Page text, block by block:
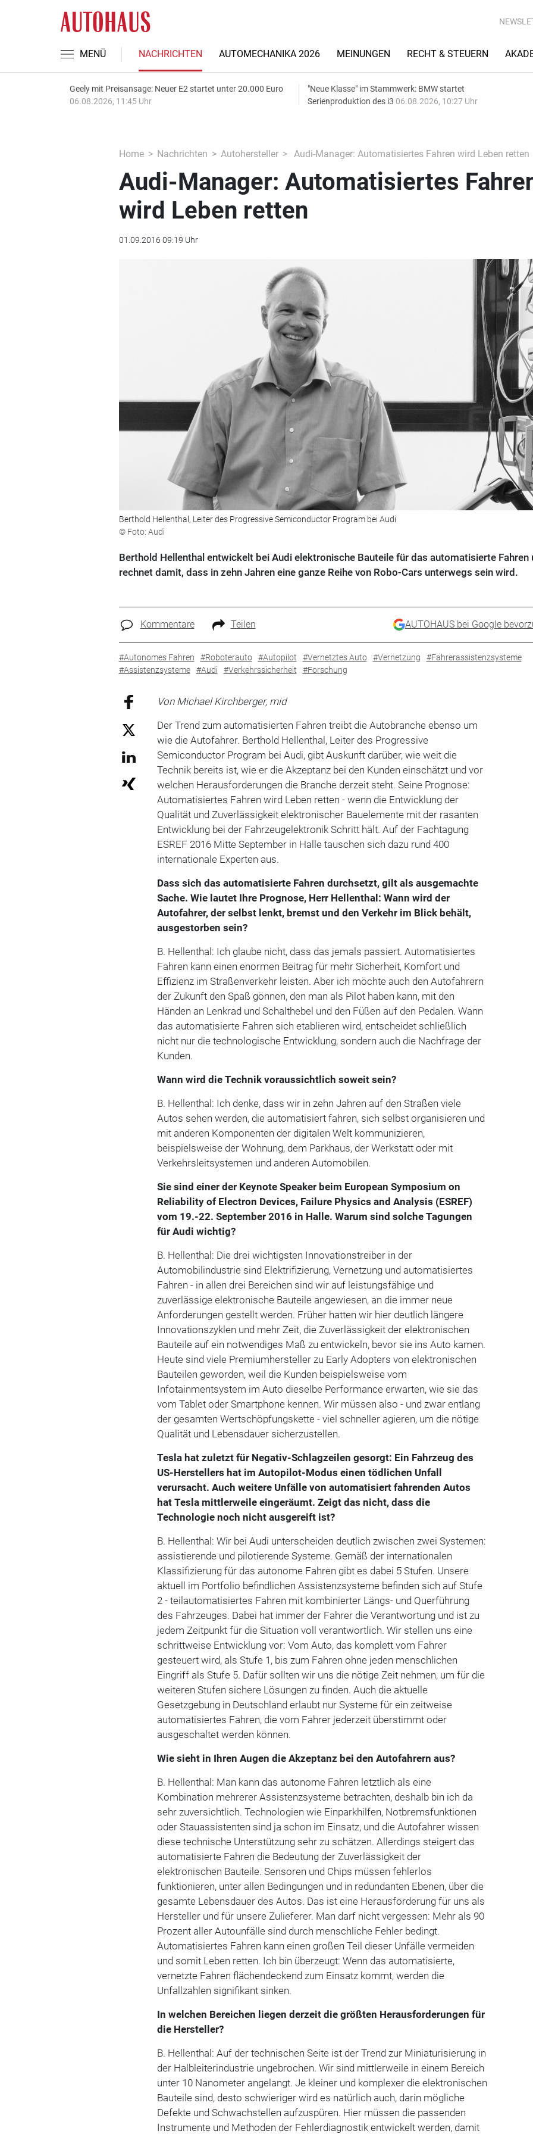
MENÜ NACHRICHTEN AUTOMECHANIKA 2026 MEINUNGEN RECHT & STEUERN
Geely mit Preisansage: Neuer E2 startet unter 20.000 Euro
06.08.2026, 11:45 Uhr
"Neue Klasse" im Stammwerk: BMW startet
Serienproduktion des i3 06.08.2026, 10:27 Uhr
Home Nachrichten Autohersteller Audi-Manager: Automatisiertes Fahren wird Leben retten
Audi-Manager: Automatisiertes
wird Leben retten
01.09.2016 09:19 Uhr
Berthold Hellenthal, Leiter des Progressive Semiconductor Program bei Audi
© Foto: Audi
Berthold Hellenthal entwickelt bei Audi elektronische Bauteile für das automatisierte Fahren
rechnet damit, dass in zehn Jahren eine ganze Reihe von Robo-Cars unterwegs sein wird.
Kommentare Teilen AUTOHAUS bei Google
#Autonomes Fahren #Roboterauto #Autopilot #Vernetztes Auto #Vernetzung
#Fahrerassistenzsysteme
#Assistenzsysteme
#Audi #Verkehrssicherheit #Forschung
Von Michael Kirchberger, mid
Der Trend zum automatisierten Fahren treibt die Autobranche ebenso um
wie die Autofahrer. Berthold Hellenthal, Leiter des Progressive
Semiconductor Program bei Audi, gibt Auskunft darüber, wie weit die
Technik bereits ist, wie er die Akzeptanz bei den Kunden einschätzt und vor
welchen Herausforderungen die Branche derzeit steht. Seine Prognose:
Automatisiertes Fahren wird Leben retten - wenn die Entwicklung der
Qualität und Zuverlässigkeit elektronischer Bauelemente mit der rasanten
Entwicklung bei der Fahrzeugelektronik Schritt hält. Auf der Fachtagung
ESREF 2016 Mitte September in Halle tauschen sich dazu rund 400
internationale Experten aus.
Dass sich das automatisierte Fahren durchsetzt, gilt als ausgemachte
Sache. Wie lautet Ihre Prognose, Herr Hellenthal: Wann wird der
Autofahrer, der selbst lenkt, bremst und den Verkehr im Blick behält,
ausgestorben sein?
B. Hellenthal: Ich glaube nicht, dass das jemals passiert. Automatisiertes
Fahren kann einen enormen Beitrag für mehr Sicherheit, Komfort und
Effizienz im Straßenverkehr leisten. Aber ich möchte auch den Autofahrern
der Zukunft den Spaß gönnen, den man als Pilot haben kann, mit den
Händen an Lenkrad und Schalthebel und den Füßen auf den Pedalen. Wann
das automatisierte Fahren sich etablieren wird, entscheidet schließlich
nicht nur die technologische Entwicklung, sondern auch die Nachfrage der
Kunden.
Wann wird die Technik voraussichtlich soweit sein?
B. Hellenthal: Ich denke, dass wir in zehn Jahren auf den Straßen viele
Autos sehen werden, die automatisiert fahren, sich selbst organisieren und
mit anderen Komponenten der digitalen Welt kommunizieren,
beispielsweise der Wohnung, dem Parkhaus, der Werkstatt oder mit
Verkehrsleitsystemen und anderen Automobilen.
Sie sind einer der Keynote Speaker beim European Symposium on
Reliability of Electron Devices, Failure Physics and Analysis (ESREF)
vom 19.-22. September 2016 in Halle. Warum sind solche Tagungen
für Audi wichtig?
B. Hellenthal: Die drei wichtigsten Innovationstreiber in der
Automobilindustrie sind Elektrifizierung, Vernetzung und automatisiertes
Fahren - in allen drei Bereichen sind wir auf leistungsfähige und
zuverlässige elektronische Bauteile angewiesen, an die immer neue
Anforderungen gestellt werden. Früher hatten wir hier deutlich längere
Innovationszyklen und mehr Zeit, die Zuverlässigkeit der elektronischen
Bauteile auf ein notwendiges Maß zu entwickeln, bevor sie ins Auto kamen.
Heute sind viele Premiumhersteller zu Early Adopters von elektronischen
Bauteilen geworden, weil die Kunden beispielsweise vom
Infotainmentsystem im Auto dieselbe Performance erwarten, wie sie das
vom Tablet oder Smartphone kennen. Wir müssen also - und zwar entlang
der gesamten Wertschöpfungskette - viel schneller agieren, um die nötige
Qualität und Lebensdauer sicherzustellen.
Tesla hat zuletzt für Negativ-Schlagzeilen gesorgt: Ein Fahrzeug des
US-Herstellers hat im Autopilot-Modus einen tödlichen Unfall
verursacht. Auch weitere Unfälle von automatisiert fahrenden Autos
hat Tesla mittlerweile eingeräumt. Zeigt das nicht, dass die
Technologie noch nicht ausgereift ist?
B. Hellenthal: Wir bei Audi unterscheiden deutlich zwischen zwei Systemen:
assistierende und pilotierende Systeme. Gemäß der internationalen
Klassifizierung für das autonome Fahren gibt es dabei 5 Stufen. Unsere
aktuell im Portfolio befindlichen Assistenzsysteme befinden sich auf Stufe
2 - teilautomatisiertes Fahren mit kombinierter Längs- und Querführung
des Fahrzeuges. Dabei hat immer der Fahrer die Verantwortung und ist zu
jedem Zeitpunkt für die Situation voll verantwortlich. Wir stellen uns eine
schrittweise Entwicklung vor: Vom Auto, das komplett vom Fahrer
gesteuert wird, als Stufe 1, bis zum Fahren ohne jeden menschlichen
Eingriff als Stufe 5. Dafür sollten wir uns die nötige Zeit nehmen, um für die
weiteren Stufen sichere Lösungen zu finden. Auch die aktuelle
Gesetzgebung in Deutschland erlaubt nur Systeme für ein zeitweise
automatisiertes Fahren, die vom Fahrer jederzeit überstimmt oder
ausgeschaltet werden können.
Wie sieht in Ihren Augen die Akzeptanz bei den Autofahrern aus?
B. Hellenthal: Man kann das autonome Fahren letztlich als eine
Kombination mehrerer Assistenzsysteme betrachten, deshalb bin ich da
sehr zuversichtlich. Technologien wie Einparkhilfen, Notbremsfunktionen
oder Stauassistenten sind ja schon im Einsatz, und die Autofahrer wissen
diese technische Unterstützung sehr zu schätzen. Allerdings steigert das
automatisierte Fahren die Bedeutung der Zuverlässigkeit der
elektronischen Bauteile. Sensoren und Chips müssen fehlerlos
funktionieren, unter allen Bedingungen und in redundanten Ebenen, über die
gesamte Lebensdauer des Autos. Das ist eine Herausforderung für uns als
Hersteller und für unsere Zulieferer. Man darf nicht vergessen: Mehr als 90
Prozent aller Autounfälle sind durch menschliche Fehler bedingt.
Automatisiertes Fahren kann einen großen Teil dieser Unfälle vermeiden
und somit Leben retten. Ich bin überzeugt: Wenn das automatisierte,
vernetzte Fahren flächendeckend zum Einsatz kommt, werden die
Unfallzahlen signifikant sinken.
In welchen Bereichen liegen derzeit die größten Herausforderungen für
die Hersteller?
B. Hellenthal: Auf der technischen Seite ist der Trend zur Miniaturisierung in
der Halbleiterindustrie ungebrochen. Wir sind mittlerweile in einem Bereich
unter 10 Nanometer angelangt. Je kleiner und komplexer die elektronischen
Bauteile sind, desto schwieriger wird es natürlich auch, darin mögliche
Defekte und Schwachstellen aufzuspüren. Hier müssen die passenden
Instrumente und Methoden der Fehlerdiagnostik entwickelt werden, damit